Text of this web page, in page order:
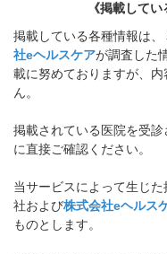
《掲載して
掲載している各種情報は
社eヘルスケアが調査した
載に努めておりますが、
ん。
掲載されている医院を受
に直接ご確認ください。
当サービスによって生じ
社および株式会社eヘルス
ものとします。